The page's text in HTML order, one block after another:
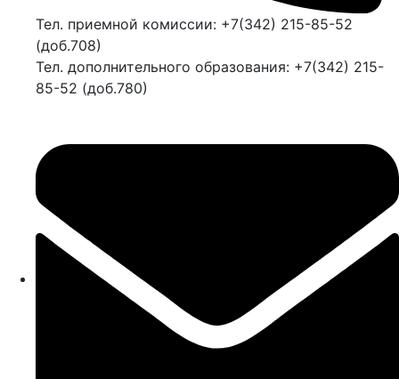
Тел. приемной комиссии: +7(342) 215-85-52
(доб.708)
Тел. дополнительного образования: +7(342) 215-
85-52 (доб.780)